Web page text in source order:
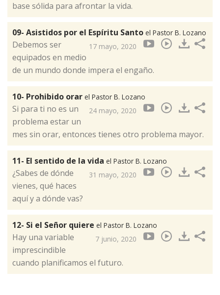
base sólida para afrontar la vida.
09- Asistidos por el Espíritu Santo el Pastor B. Lozano
17 mayo, 2020
Debemos ser
equipados en medio
de un mundo donde impera el engaño.
10- Prohibido orar el Pastor B. Lozano
24 mayo, 2020
Si para ti no es un
problema estar un
mes sin orar, entonces tienes otro problema mayor.
11- El sentido de la vida el Pastor B. Lozano
31 mayo, 2020
¿Sabes de dónde
vienes, qué haces
aquí y a dónde vas?
12- Si el Señor quiere el Pastor B. Lozano
7 junio, 2020
Hay una variable
imprescindible
cuando planificamos el futuro.